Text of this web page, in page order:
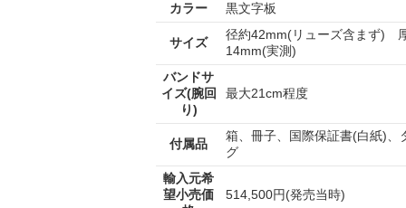
カラー
黒文字板
サイズ
径約42mm(リューズ含まず)
14mm(実測)
バンドサ
イズ(腕回
り)
最大21cm程度
付属品
箱、冊子、国際保証書(白紙)、
グ
輸入元希
望小売価
514,500円(発売当時)